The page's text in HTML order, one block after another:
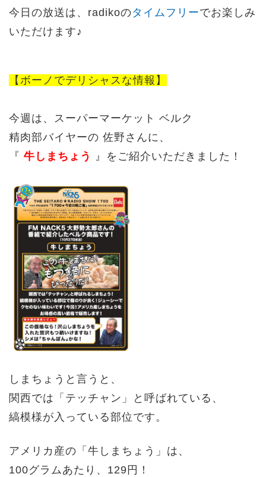
今日の放送は、radikoのタイムフリーでお楽しみ
いただけます♪
【ボーノでデリシャスな情報】
今週は、スーパーマーケット ベルク
精肉部バイヤーの 佐野さんに、
『 牛しまちょう 』をご紹介いただきました！
しまちょうと言うと、
関西では「テッチャン」と呼ばれている、
縞模様が入っている部位です。
アメリカ産の「牛しまちょう」は、
100グラムあたり、129円！